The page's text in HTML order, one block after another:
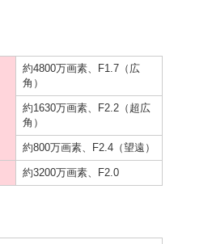
約4800万画素、F1.7（広
角）
約1630万画素、F2.2（超広
角）
約800万画素、F2.4（望遠）
約3200万画素、F2.0